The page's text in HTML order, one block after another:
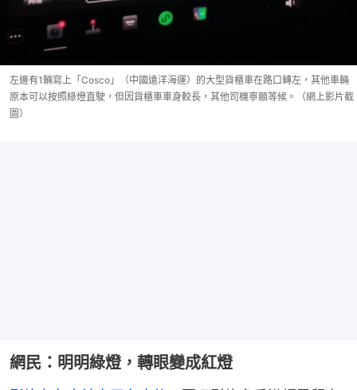
左邊有1輛寫上「Cosco」（中國遠洋海運）的大型貨櫃車在路口轉左，其他車輛
原本可以按照綠燈直駛，但因貨櫃車車身較長，其他司機寧願等候。（網上影片截
圖）
網民：明明綠燈，轉眼變成紅燈